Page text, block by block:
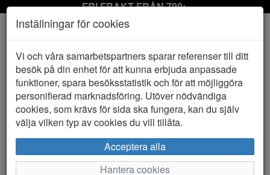
FRI FRAKT FRÅN 799:-
Toggle
navigation
HEM SPRINGYARD
Inställningar för cookies
Vi och våra samarbetspartners sparar referenser till ditt
besök på din enhet för att kunna erbjuda anpassade
funktioner, spara besöksstatistik och för att möjliggöra
personifierad marknadsföring. Utöver nödvändiga
cookies, som krävs för sida ska fungera, kan du själv
välja vilken typ av cookies du vill tillåta.
Acceptera alla
Hantera cookies